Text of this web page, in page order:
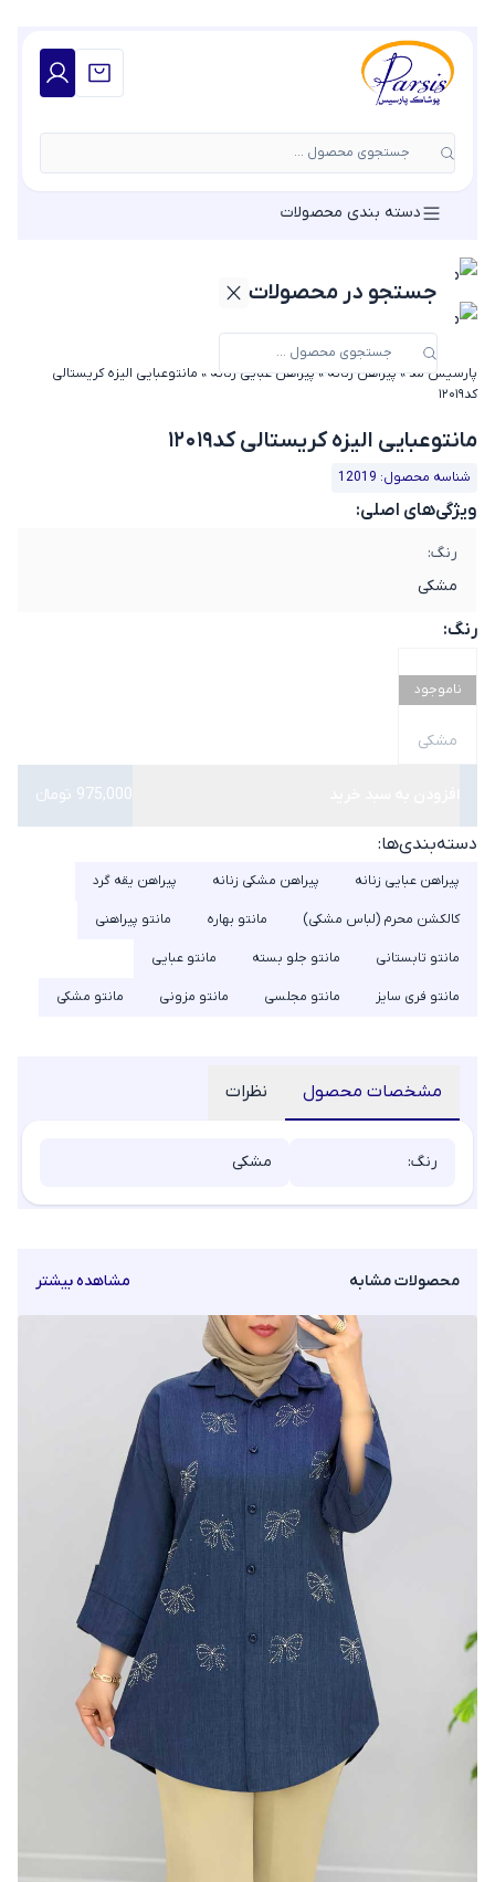
جستجوی محصول ...
جستجو در محصولات
دسته بندی محصولات
پارسیس مد»پیراهن زنانه»پیراهن عبایی زنانه » مانتوعبایی الیزه کریستالی
کد۱۲۰۱۹
مانتوعبایی الیزه کریستالی کد۱۲۰۱۹
شناسه محصول: 12019
ویژگی‌های اصلی:
رنگ:
مشکی
رنگ:
ناموجود
مشکی
975,000 تومانء
دسته‌بندی‌ها:
پیراهن عبایی زنانه پیراهن مشکی زنانه پیراهن یقه گرد
کالکشن محرم (لباس مشکی) مانتو بهاره مانتو پیراهنی
مانتو تابستانی مانتو جلو بسته مانتو عبایی
مانتو فری سایز مانتو مجلسی مانتو مزونی مانتو مشکی
مشخصات محصول نظرات
رنگ: مشکی
محصولات مشابه مشاهده بیشتر